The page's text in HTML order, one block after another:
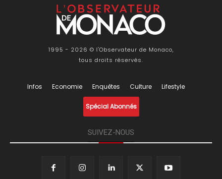
1995 - 2026 © l'Observateur de Monaco,
tous droits réservés.
Infos Economie Enquêtes Culture Lifestyle
Spécial Abonnés
SUIVEZ-NOUS